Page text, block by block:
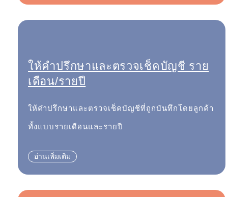
ให้คำปรึกษาและตรวจเช็คบัญชี ราย
เดือน/รายปี
ให้คำปรึกษาและตรวจเช็คบัญชีที่ถูกบันทึกโดยลูกค้า
ทั้งแบบรายเดือนและรายปี
อ่านเพิ่มเติม